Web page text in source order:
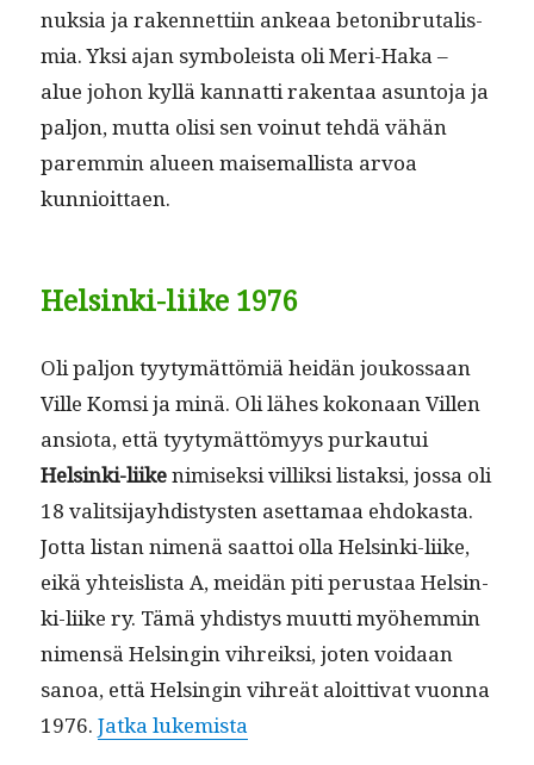
nuk­sia ja raken­net­ti­in ankeaa betoni­bru­tal­is­
mia. Yksi ajan sym­bol­eista oli Meri-Haka –
alue johon kyl­lä kan­nat­ti rak­en­taa asun­to­ja ja
paljon, mut­ta olisi sen voin­ut tehdä vähän
parem­min alueen maise­mallista arvoa
kunnioittaen.
Helsinki-liike 1976
Oli paljon tyy­tymät­tömiä hei­dän joukos­saan
Ville Kom­si ja minä. Oli läh­es kokon­aan Villen
ansio­ta, että tyy­tymät­tömyys purkau­tui
Helsin­ki-liikenimisek­si vil­lik­si lis­tak­si, jos­sa oli
18 val­it­si­jay­hdis­tys­ten aset­ta­maa ehdokas­ta.
Jot­ta lis­tan nimenä saat­toi olla Helsin­ki-liike,
eikä yhteis­lista A, mei­dän piti perus­taa Helsin­
ki-liike ry. Tämä yhdis­tys muut­ti myöhem­min
nimen­sä Helsin­gin vihreik­si, joten voidaan
sanoa, että Helsin­gin vihreät aloit­ti­vat vuon­na
1976.Jat­ka lukemista